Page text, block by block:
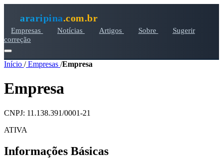
araripina.com.br
Empresas Notícias Artigos Sobre
Sugerir
correção
Início /Empresas /Empresa
Empresa
CNPJ: 11.138.391/0001-21
ATIVA
Informações Básicas